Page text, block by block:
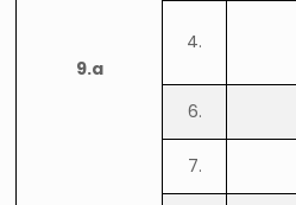
9.a
4.
6.
7.